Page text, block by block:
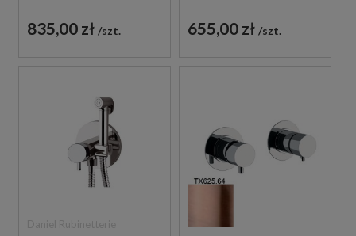
JEDNOUCHWYTOWA
CHROM
835,00 zł szt.
JEDNOUCHWYTOWA
CHROM
655,00 zł szt.